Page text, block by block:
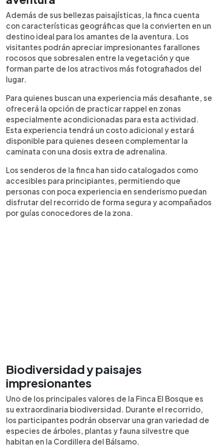
Además de sus bellezas paisajísticas, la finca cuenta
con características geográficas que la convierten en un
destino ideal para los amantes de la aventura. Los
visitantes podrán apreciar impresionantes farallones
rocosos que sobresalen entre la vegetación y que
forman parte de los atractivos más fotografiados del
lugar.
Para quienes buscan una experiencia más desafiante, se
ofrecerá la opción de practicar rappel en zonas
especialmente acondicionadas para esta actividad.
Esta experiencia tendrá un costo adicional y estará
disponible para quienes deseen complementar la
caminata con una dosis extra de adrenalina.
Los senderos de la finca han sido catalogados como
accesibles para principiantes, permitiendo que
personas con poca experiencia en senderismo puedan
disfrutar del recorrido de forma segura y acompañados
por guías conocedores de la zona.
Biodiversidad y paisajes
impresionantes
Uno de los principales valores de la Finca El Bosque es
su extraordinaria biodiversidad. Durante el recorrido,
los participantes podrán observar una gran variedad de
especies de árboles, plantas y fauna silvestre que
habitan en la Cordillera del Bálsamo.